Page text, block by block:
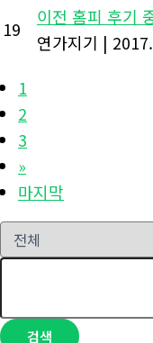
19
이전 홈피 후기
연가지기 |
1
2
3
»
마지막
검색